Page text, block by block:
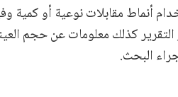
أنماط مقابلات نوعية أو كمية
التقرير كذلك معلومات عن حجم
البحث.